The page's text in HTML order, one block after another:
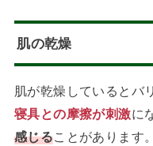
肌の乾燥
肌が乾燥しているとバ
寝具との摩擦が刺激に
感じることがあります。